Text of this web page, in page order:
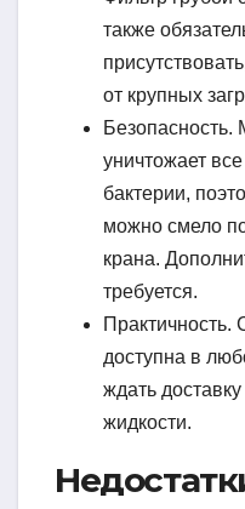
также
от крупных
Безопасность.
уничтожает
бактерии,
можно смело
крана.
требуется.
Практичность.
доступна в
ждать
жидкости.